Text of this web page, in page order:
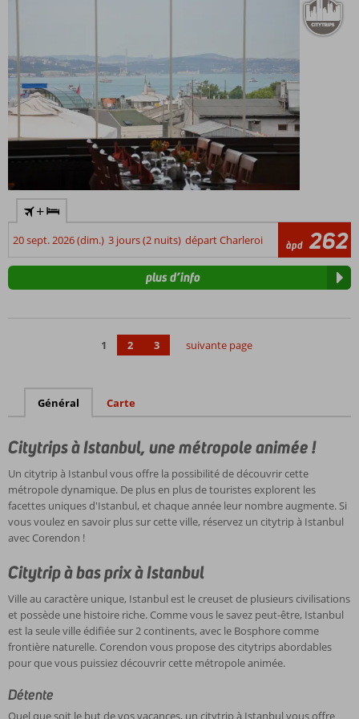
à la carte
avec de
délicieux
plats turcs
+
20 sept. 2026 (dim.) 3 jours (2 nuits) départ Charleroi àpd 262
plus d’info
1 2 3 suivante page
Général Carte
Citytrips à Istanbul, une métropole animée !
Un citytrip à Istanbul vous offre la possibilité de découvrir cette
métropole dynamique. De plus en plus de touristes explorent les
facettes uniques d'Istanbul, et chaque année leur nombre augmente. Si
vous voulez en savoir plus sur cette ville, réservez un citytrip à Istanbul
avec Corendon !
Citytrip à bas prix à Istanbul
Ville au caractère unique, Istanbul est le creuset de plusieurs civilisations
et possède une histoire riche. Comme vous le savez peut-être, Istanbul
est la seule ville édifiée sur 2 continents, avec le Bosphore comme
frontière naturelle. Corendon vous propose des citytrips abordables
pour que vous puissiez découvrir cette métropole animée.
Détente
Quel que soit le but de vos vacances, un citytrip à Istanbul vous offre